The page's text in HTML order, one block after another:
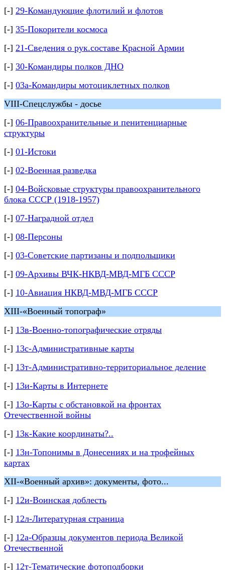
[-] 29-Командующие флотилий и флотов
[-] 35-Покорители космоса
[-] 21-Сведения о рук.составе Красной Армии
[-] 30-Командиры полков ДНО
[-] 03а-Командиры мотоциклетных полков
VIII-Спецслужбы - досье
[-] 06-Правоохранительные и пенитенциарные
структуры
[-] 01-Истоки
[-] 02-Военная разведка
[-] 04-Войсковые структуры правоохранительного
блока СССР (1918-1957)
[-] 07-Наградной отдел
[-] 08-Персоны
[-] 03-Советские партизаны и подпольщики
[-] 09-Архивы ВЧК-НКВД-МВД-МГБ СССР
[-] 10-Авиация НКВД-МВД-МГБ СССР
XIII-«Военный топограф»
[-] 13в-Военно-топографические отряды
[-] 13с-Административные карты
[-] 13т-Административно-территориальное деление
[-] 13и-Карты в Интернете
[-] 13о-Карты с обстановкой на фронтах
Отечественной войны
[-] 13к-Какие координаты?..
[-] 13н-Топонимы в Донесениях и на трофейных
картах
XII-«Военный архив»: документы, фото...
[-] 12и-Воинская доблесть
[-] 12л-Литературная страница
[-] 12а-Образцы документов периода Великой
Отечественной
[-] 12т-Тематические фотоподборки